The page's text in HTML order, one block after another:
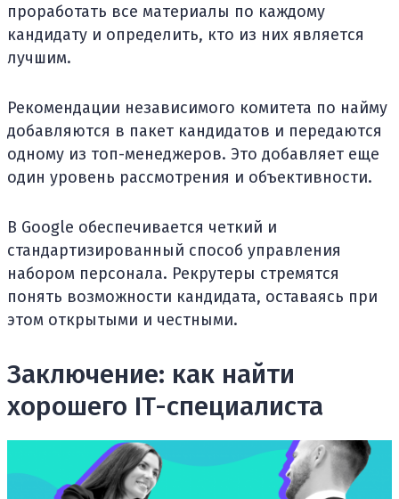
проработать все материалы по каждому
кандидату и определить, кто из них является
лучшим.
Рекомендации независимого комитета по найму
добавляются в пакет кандидатов и передаются
одному из топ-менеджеров. Это добавляет еще
один уровень рассмотрения и объективности.
В Google обеспечивается четкий и
стандартизированный способ управления
набором персонала. Рекрутеры стремятся
понять возможности кандидата, оставаясь при
этом открытыми и честными.
Заключение: как найти
хорошего IT-специалиста